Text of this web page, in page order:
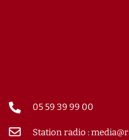
05 59 39 99 00
Station radio :